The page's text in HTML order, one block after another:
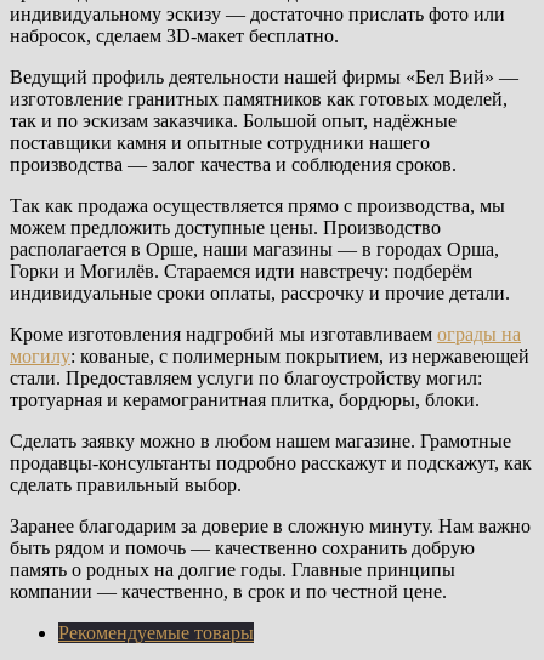
индивидуальному эскизу — достаточно прислать фото или
набросок, сделаем 3D-макет бесплатно.
Ведущий профиль деятельности нашей фирмы «Бел Вий» —
изготовление гранитных памятников как готовых моделей,
так и по эскизам заказчика. Большой опыт, надёжные
поставщики камня и опытные сотрудники нашего
производства — залог качества и соблюдения сроков.
Так как продажа осуществляется прямо с производства, мы
можем предложить доступные цены. Производство
располагается в Орше, наши магазины — в городах Орша,
Горки и Могилёв. Стараемся идти навстречу: подберём
индивидуальные сроки оплаты, рассрочку и прочие детали.
Кроме изготовления надгробий мы изготавливаем ограды на
могилу: кованые, с полимерным покрытием, из нержавеющей
стали. Предоставляем услуги по благоустройству могил:
тротуарная и керамогранитная плитка, бордюры, блоки.
Сделать заявку можно в любом нашем магазине. Грамотные
продавцы-консультанты подробно расскажут и подскажут, как
сделать правильный выбор.
Заранее благодарим за доверие в сложную минуту. Нам важно
быть рядом и помочь — качественно сохранить добрую
память о родных на долгие годы. Главные принципы
компании — качественно, в срок и по честной цене.
Рекомендуемые товары